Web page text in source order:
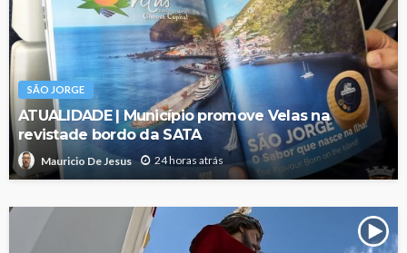
SÃO JORGE
ATUALIDADE | Município promove Velas na
revistade bordo da SATA
Mauricio De Jesus 24 horas atrás